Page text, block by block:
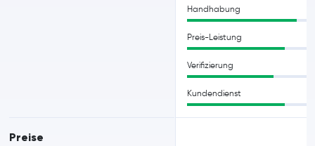
Preise
Handhabung
Preis-Leistung
Verifizierung
Kundendienst